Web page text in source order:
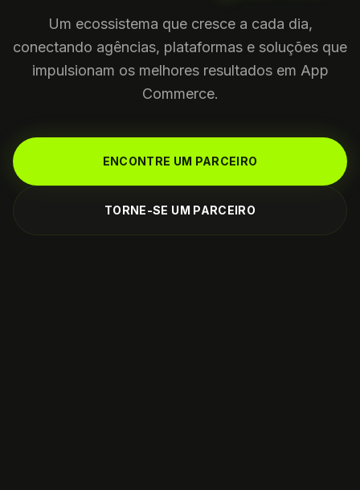
Um ecossistema que cresce a cada dia,
conectando agências, plataformas e soluções que
impulsionam os melhores resultados em App
Commerce.
ENCONTRE UM PARCEIRO
TORNE-SE UM PARCEIRO